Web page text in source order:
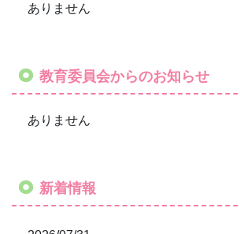
ありません
教育委員会からのお知らせ
ありません
新着情報